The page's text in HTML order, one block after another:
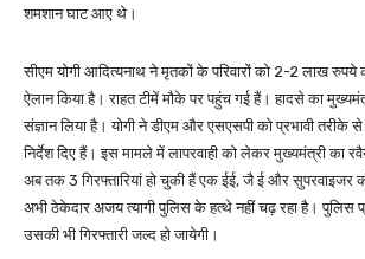
शमशान घाट आए थे।
सीएम योगी आदित्‍यनाथ ने मृतकों के परिवारों को 2-2 लाख रुपये
ऐलान किया है।राहत टीमें मौके पर पहुंच गई हैं।हादसे का
संज्ञान लिया है।योगी ने डीएम और एसएसपी को प्रभावी
निर्देश दिए हैं।इस मामले में लापरवाही को लेकर मुख्यमंत्री का
अब तक 3 गिरफ्तारियां हो चुकी हैं एक ईई, जै ई और सुपरवाइजर की
अभी ठेकेदार अजय त्यागी पुलिस के हत्थे नहीं चढ़ रहा है।पुलिस
उसकी भी गिरफ्तारी जल्द हो जायेगी।